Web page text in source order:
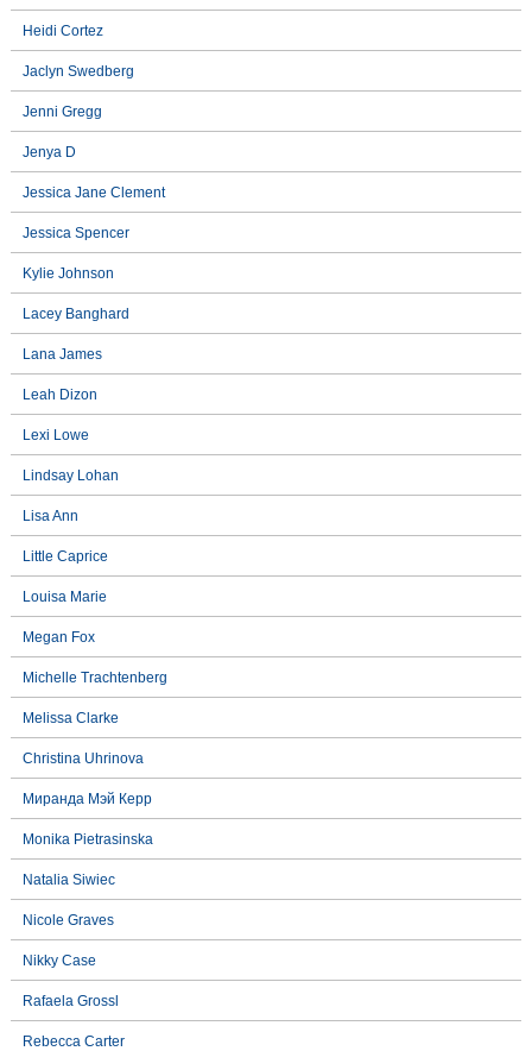
Heidi Cortez
Jaclyn Swedberg
Jenni Gregg
Jenya D
Jessica Jane Clement
Jessica Spencer
Kylie Johnson
Lacey Banghard
Lana James
Leah Dizon
Lexi Lowe
Lindsay Lohan
Lisa Ann
Little Caprice
Louisa Marie
Megan Fox
Michelle Trachtenberg
Melissa Clarke
Christina Uhrinova
Миранда Мэй Керр
Monika Pietrasinska
Natalia Siwiec
Nicole Graves
Nikky Case
Rafaela Grossl
Rebecca Carter